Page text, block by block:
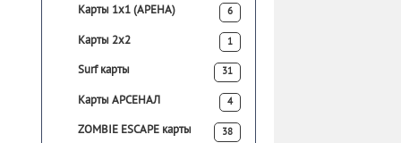
Карты 1х1 (АРЕНА) 6
Карты 2х2 1
Surf карты 31
Карты АРСЕНАЛ 4
ZOMBIE ESCAPE карты 38